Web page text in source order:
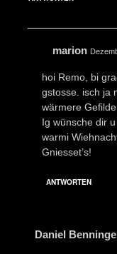
marion
hoi Remo, bi
gstosse. isch ja
wärmere Gefilde.
Ig wünsche dir
warmi
Gniesset’s!
ANTWORTEN
Daniel